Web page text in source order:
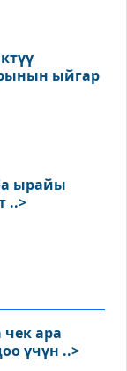
ыйгар
ырайы
..>
ара
коопсуздугун чыңдоо үчүн ..>